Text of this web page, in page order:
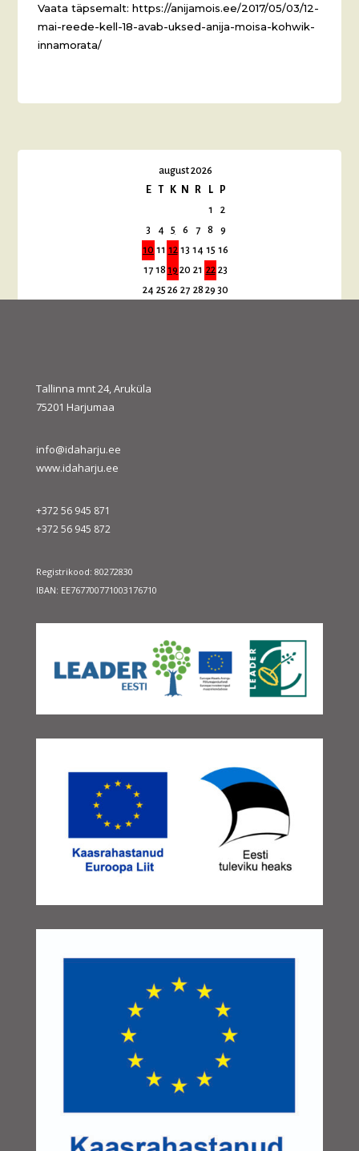
Vaata täpsemalt: https://anijamois.ee/2017/05/03/12-
mai-reede-kell-18-avab-uksed-anija-moisa-kohwik-
innamorata/
august 2026
E
T K N R L
P
1
2
3
4 5 6 7 8
9
10 11 12 13 14 15 16
17 18 19 20 21 22 23
24 25 26 27 28 29 30
Tallinna mnt 24, Aruküla
75201 Harjumaa
info@idaharju.ee
www.idaharju.ee
+372 56 945 871
+372 56 945 872
Registrikood: 80272830
IBAN: EE767700771003176710